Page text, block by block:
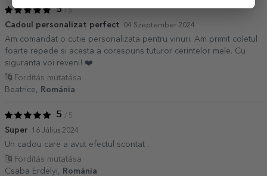
5/ 5
Cadoul personalizat perfect 04 Szeptember 2024
Am comandat o cutie personalizata pentru vinuri. Am primit coletul
foarte repede si acesta a corespuns tuturor cerintelor mele. Cu
siguranta voi reveni! ❤️
Fordítás mutatása
Beatrice,
Románia
5 / 5
Super 16 Július 2024
Un cadou care a avut efectul scontat .
Fordítás mutatása
Csaba Erdelyi,
Románia